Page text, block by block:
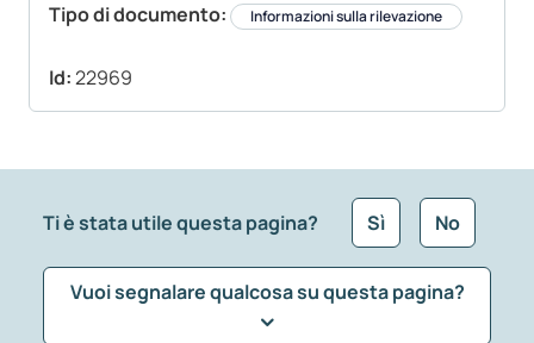
Tipo di documento: Informazioni sulla rilevazione
Id:22969
Ti è stata utile questa pagina? Sì No
Vuoi segnalare qualcosa su questa pagina?